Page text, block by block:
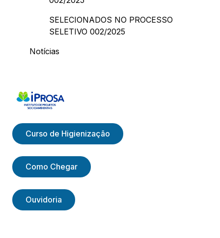
SELECIONADOS NO PROCESSO
SELETIVO 002/2025
Notícias
Curso de Higienização
Como Chegar
Ouvidoria